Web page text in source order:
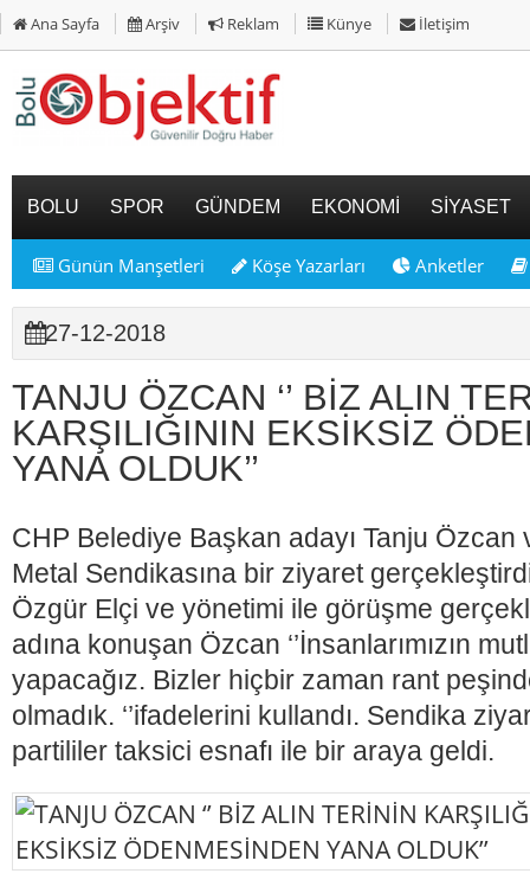
Ana Sayfa Arşiv Reklam Künye İletişim
BOLU SPOR GÜNDEM EKONOMİ SİYASET
Günün Manşetleri Köşe Yazarları Anketler
27-12-2018
TANJU ÖZCAN ‘’ BİZ ALIN
KARŞILIĞININ EKSİKSİZ
YANA OLDUK’’
CHP Belediye Başkan adayı Tanju
Metal Sendikasına bir ziyaret
Özgür Elçi ve yönetimi ile görüşme
adına konuşan Özcan ‘’İnsanlarımızın
yapacağız. Bizler hiçbir zaman rant
olmadık. ‘’ifadelerini kullandı. Sendika
partililer taksici esnafı ile bir araya geldi.